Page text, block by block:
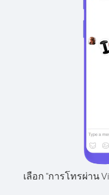
เลือก "การโทรผ่าน